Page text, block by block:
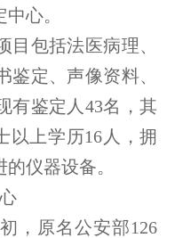
心。
包括法医病理、
鉴定、声像资料、
有鉴定人43名，其
以上学历16人，拥
仪器设备。
原名公安部126